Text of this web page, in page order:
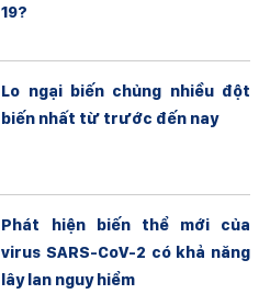
19?
Lo ngại biến chủng nhiều đột
biến nhất từ trước đến nay
Phát hiện biến thể mới của
virus SARS-CoV-2 có khả năng
lây lan nguy hiểm